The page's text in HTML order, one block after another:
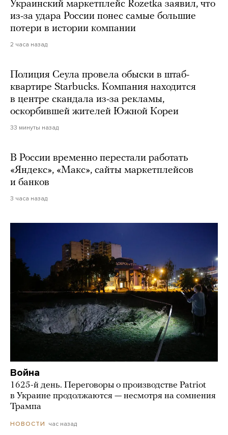
Украинский маркетплейс Rozetka заявил, что
из-за удара России понес самые большие
потери в истории компании
2 часа назад
Полиция Сеула провела обыски в штаб-
квартире Starbucks. Компания находится
в центре скандала из-за рекламы,
оскорбившей жителей Южной Кореи
33 минуты назад
В России временно перестали работать
«Яндекс», «Макс», сайты маркетплейсов
и банков
3 часа назад
Война
1625-й день. Переговоры о производстве Patriot
в Украине продолжаются — несмотря на сомнения
Трампа
НОВОСТИ час назад